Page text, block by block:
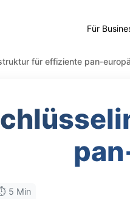
Für
für effiziente
5 Min